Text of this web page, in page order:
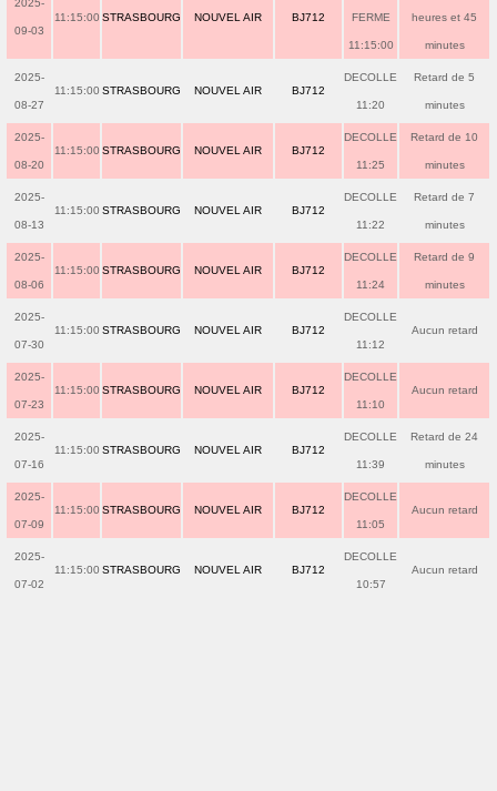
2025-
09-03
11:15:00 STRASBOURG NOUVEL AIR BJ712 FERME
11:15:00
heures et 45
minutes
2025-
08-27
11:15:00 STRASBOURG NOUVEL AIR BJ712
DECOLLE
11:20
Retard de 5
minutes
2025-
08-20
11:15:00 STRASBOURG NOUVEL AIR BJ712
DECOLLE
11:25
Retard de 10
minutes
2025-
08-13
11:15:00 STRASBOURG NOUVEL AIR BJ712
DECOLLE
11:22
Retard de 7
minutes
2025-
08-06
11:15:00 STRASBOURG NOUVEL AIR BJ712
DECOLLE
11:24
Retard de 9
minutes
2025-
07-30
11:15:00 STRASBOURG NOUVEL AIR BJ712
DECOLLE
11:12
Aucun retard
2025-
07-23
11:15:00 STRASBOURG NOUVEL AIR BJ712
DECOLLE
11:10
Aucun retard
2025-
07-16
11:15:00 STRASBOURG NOUVEL AIR BJ712
DECOLLE
11:39
Retard de 24
minutes
2025-
07-09
11:15:00 STRASBOURG NOUVEL AIR BJ712
DECOLLE
11:05
Aucun retard
2025-
07-02
11:15:00 STRASBOURG NOUVEL AIR BJ712
DECOLLE
10:57
Aucun retard